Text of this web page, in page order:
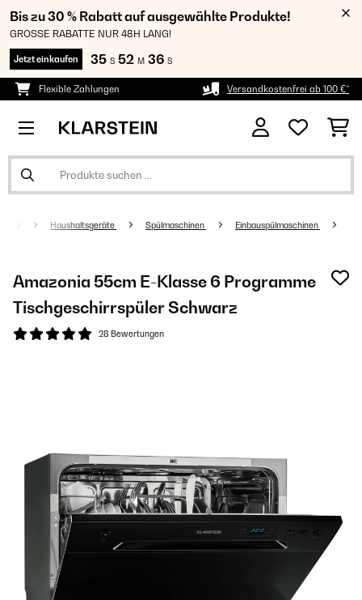
Bis zu 30 % Rabatt auf ausgewählte Produkte!
GROSSE RABATTE NUR 48H LANG!
Jetzt einkaufen 35 S 52 M 35 S
Flexible Zahlungen Versandkostenfrei ab 100 €*
Haushaltsgeräte Spülmaschinen Einbauspülmaschinen
Amazonia 55cm E-Klasse 6 Programme
Tischgeschirrspüler Schwarz
28 Bewertungen